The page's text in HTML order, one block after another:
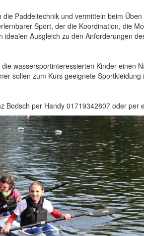
Paddeltechnik und vermitteln beim
Sport, der die Koordination, die
Ausgleich zu den Anforderungen
wassersportinteressierten Kinder einen
sollen zum Kurs geeignete
Bodsch per Handy 01719342807 oder per